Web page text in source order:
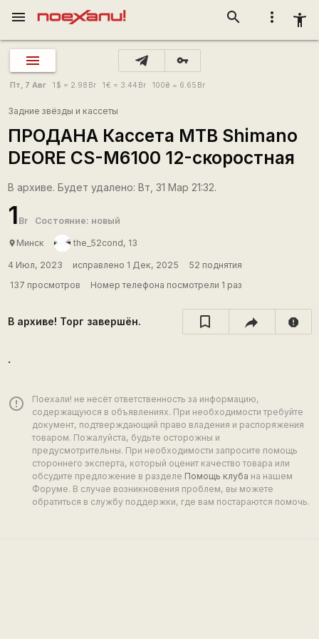
more_vert accessibility_new
search
menu
vpn_key
Пт, 7 Авг 1 $ = 2.98 Br 1€ = 3.44 Br 100₴ = 6.65 Br
Задние звёзды и кассеты
ПРОДАНА Кассета MTB Shimano
DEORE CS-M6100 12-скоростная
В архиве. Будет удалено: Вт, 31 Мар 21:32.
1 Br Состояние: новый
place Минск the_52cond, 13
4 Июл, 2023 исправлено 1 Дек, 2025
52 поднятия
137 просмотров
Номер телефона посмотрели 1 раз
В архиве! Торг завершён. report
.
error_outline
Поехали! не несёт ответственность за информацию,
содержащуюся в объявлениях. При необходимости требуйте
документ, подтверждающий право владения и распоряжения
товаром. Пожалуйста, будьте осторожны и
предусмотрительны. При необходимости запросите помощь
стороннего эксперта, который оценит качество товара или
обсудите предложение в разделе Помощь клуба на нашем
Форуме. В случае возникновения проблем, вы можете
обратиться в службу поддержки, где вам постараются помочь.